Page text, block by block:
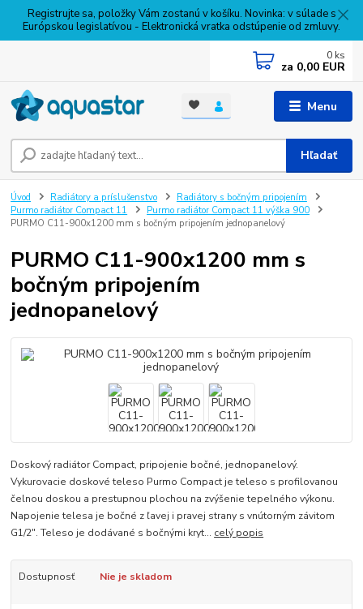
Registrujte sa, položky Vám zostanú v košíku. Novinka: v súlade s
Európskou legislatívou - Elektronická vratka odstúpenie od zmluvy.
Menu
Hľadať
0 ks
za 0,00 EUR
Úvod Radiátory a príslušenstvo
Radiátory s bočným pripojením
Purmo radiátor Compact 11
Purmo radiátor Compact 11 výška 900
PURMO C11-900x1200 mm s bočným pripojením jednopanelový
PURMO C11-900x1200 mm s
bočným pripojením
jednopanelový
Doskový radiátor Compact, pripojenie bočné, jednopanelový.
Vykurovacie doskové teleso Purmo Compact je teleso s profilovanou
čelnou doskou a prestupnou plochou na zvýšenie tepelného výkonu.
Napojenie telesa je bočné z ľavej i pravej strany s vnútorným závitom
G1/2". Teleso je dodávané s bočnými kryt... celý popis
Dostupnosť Nie je skladom